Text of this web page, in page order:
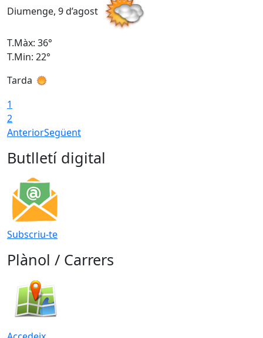
Diumenge, 9 d’agost
T.Màx: 36°
T.Min: 22°
Tarda
1
2
AnteriorSegüent
Butlletí digital
Subscriu-te
Plànol / Carrers